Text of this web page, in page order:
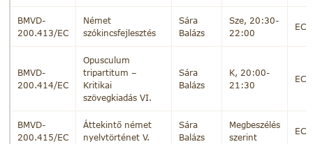
BMVD-
200.413/EC
Német
szókincsfejlesztés
Sára
Balázs
Sze, 20:30-
22:00
EC
BMVD-
200.414/EC
Opusculum
tripartitum –
Kritikai
szövegkiadás VI.
Sára
Balázs
K, 20:00-
21:30
EC
BMVD-
200.415/EC
Áttekintő német
nyelvtörténet V.
Sára
Balázs
Megbeszélés
szerint
EC